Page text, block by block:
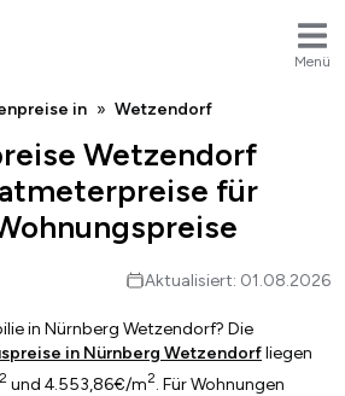
Menü
in Wetzendorf
Wetzendorf
für
Aktualisiert: 01.08.2026
in Nürnberg Wetzendorf? Die
in Nürnberg Wetzendorfliegen
2 und 4.553,86€/m2. Für Wohnungen